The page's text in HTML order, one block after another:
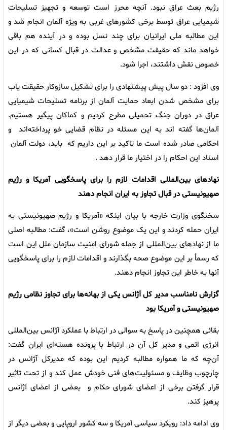
رژیم بعث عراق نبود. آنچه محرز است توسعه و تجهیز تسلیحات
شیمیایی عراق توسط برخی کشورهای غربی به ویژه آلمان انجام شد و
این مطالبه ملی ایرانیان برای چند نسل بوده و در آینده هم باقی
خواهد ماند که حقیقت مشخص و عدالت در قبال کسانی که در این
خصوص نقش داشتند، اجرا شود.
وی افزود : دو سال پیش پیشنهادی را برای تشکیل سازوکار حقیقت یاب
برای مشخص شدن ابعاد حمایت آلمان از برنامه تسلیحات شیمیایی
عراق در دوران جنگ تحمیلی مطرح کردیم و کماکان پیگیر هستیم.
آلمان‌ها گفته اند به این مسئله در نظام قضایی خو پرداخته‌اند و
احکامی صادر شده است ما تاکید بر این داریم که باید، دولت آلمان
اسناد این احکام را در اختیار ما قرار دهد .
نهادهای بین‌المللی اقدامات لازم را برای پاسخگویی آمریکا و رژیم
صهیونیستی در قبال تجاوز به ایران انجام دهند
سخنگوی وزارت خارجه با بیان اینکه «آمریکا و رژیم صهیونیستی به
ایران حمله کردند و این یک موضوع روشن است»، گفت: مطالبه اصلی
ما از نهادهای بین‌المللی از جمله شورای امنیت سازمان ملل این است
که رسماً بر این موضوع صحه بگذارند و اقدامات لازم را برای پاسخگویی
آنها به خاطر این تجاوز انجام دهند.
گزارش نامناسب مدیر کل آژانس یکی از بهانه‌ها برای تجاوز نظامی رژیم
صهیونیستی و آمریکا بود
بقائی همچنین در پاسخ به سوالی در ارتباط با عملکرد آژانس بین‌المللی
انرژی اتمی و مدیر کل آن در ارتباط با پرونده هسته‌ای ایران گفت:
آن‌چه که ما همواره مطالبه کردیم این بوده که مدیرکل آژانس در
چارچوب وظایف و مسئولیت‌های فنی خودش عمل کند و از تحت تاثیر
قرار گرفتن برخی از اعضای شورای حکام و بعضی از اعضای آژانس
پرهیز کند.
وی ادامه داد: رویکرد سیاسی آمریکا و سه کشور اروپایی و بعضی دیگر از